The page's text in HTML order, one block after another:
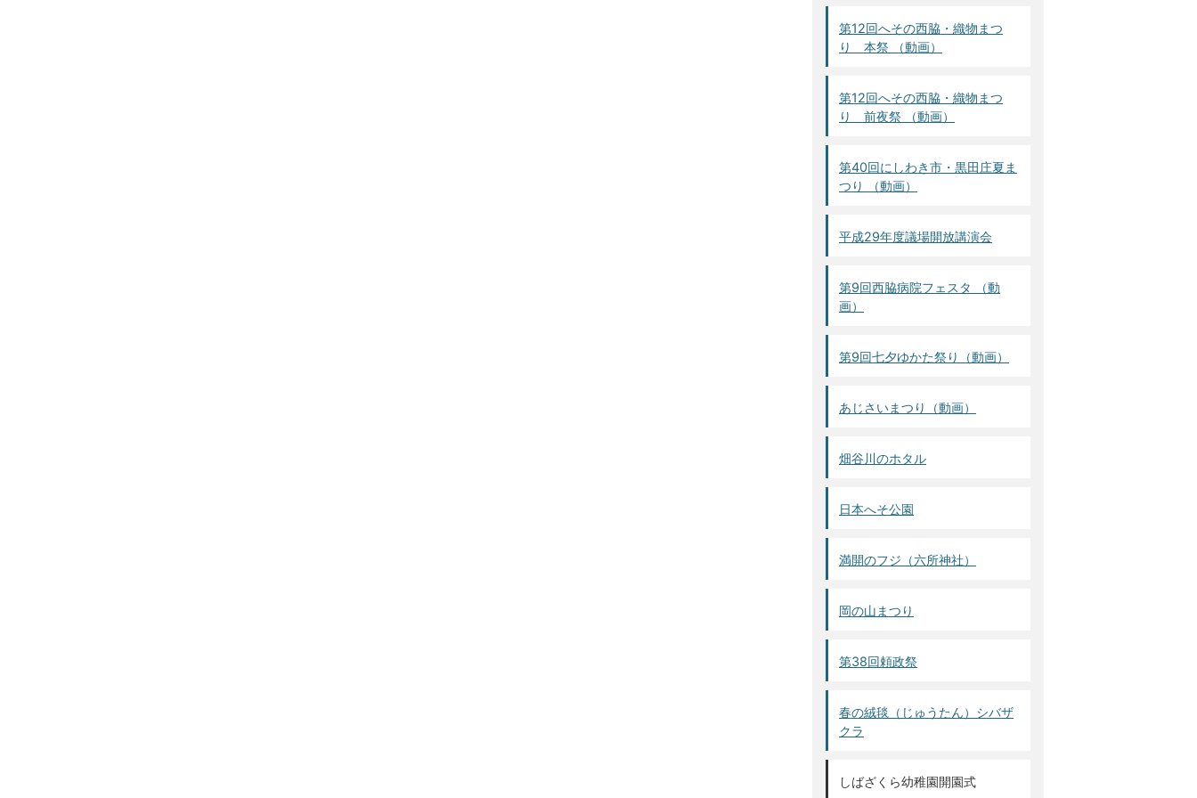
第12回へその西脇・織物まつ
り 本祭 （動画）
第12回へその西脇・織物まつ
り 前夜祭 （動画）
第40回にしわき市・黒田庄夏ま
つり （動画）
平成29年度議場開放講演会
第9回西脇病院フェスタ （動
画）
第9回七夕ゆかた祭り（動画）
あじさいまつり（動画）
畑谷川のホタル
日本へそ公園
満開のフジ（六所神社）
岡の山まつり
第38回頼政祭
春の絨毯（じゅうたん）シバザ
クラ
しばざくら幼稚園開園式